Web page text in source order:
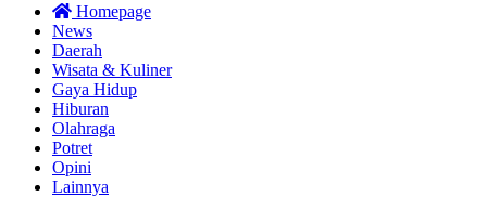
Homepage
News
Daerah
Wisata & Kuliner
Gaya Hidup
Hiburan
Olahraga
Potret
Opini
Lainnya